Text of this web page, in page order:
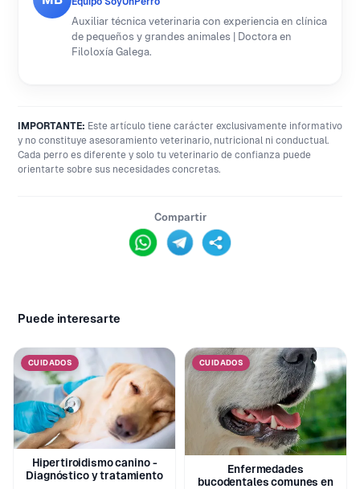
Auxiliar técnica veterinaria con experiencia en clínica
de pequeños y grandes animales | Doctora en
Filoloxía Galega.
IMPORTANTE: Este artículo tiene carácter exclusivamente informativo
y no constituye asesoramiento veterinario, nutricional ni conductual.
Cada perro es diferente y solo tu veterinario de confianza puede
orientarte sobre sus necesidades concretas.
Compartir
Puede interesarte
CUIDADOS
Hipertiroidismo canino -
Diagnóstico y tratamiento
CUIDADOS
Enfermedades
bucodentales comunes en